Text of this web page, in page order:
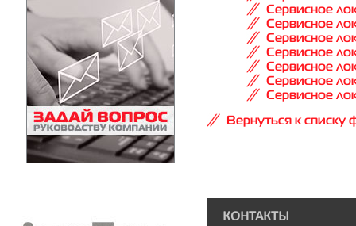
Сервисное
Сервисное
Сервисное
Сервисное
Сервисное
Сервисное
Сервисное
Вернуться к списку
КОНТАКТЫ